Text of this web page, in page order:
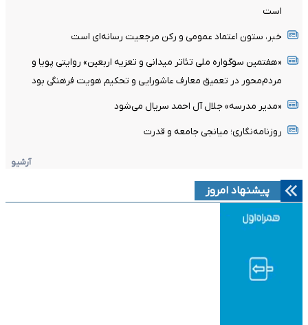
است
خبر، ستون اعتماد عمومی و رکن مرجعیت رسانه‌ای است
«هفتمین سوگواره ملی تئاتر میدانی و تعزیه اربعین» روایتی پویا و
مردم‌محور در تعمیق معارف عاشورایی و تحکیم هویت فرهنگی بود
«مدیر مدرسه» جلال آل احمد سریال می‌شود
روزنامه‌نگاری؛ میانجی جامعه و قدرت
آرشیو
پیشنهاد امروز